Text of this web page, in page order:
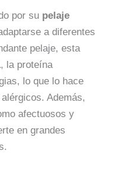
por su pelaje
a diferentes
pelaje, esta
, la proteína
lo que lo hace
Además,
afectuosos y
en grandes